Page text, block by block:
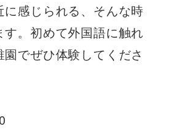
に感じられる、そんな時
。初めて外国語に触れ
でぜひ体験してくださ